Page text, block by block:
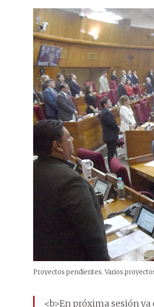
Proyectos pendientes. Varios
<b>En próxima sesión